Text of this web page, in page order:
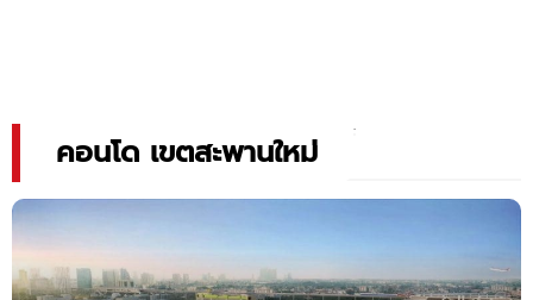
คอนโด เขตสะพานใหม่